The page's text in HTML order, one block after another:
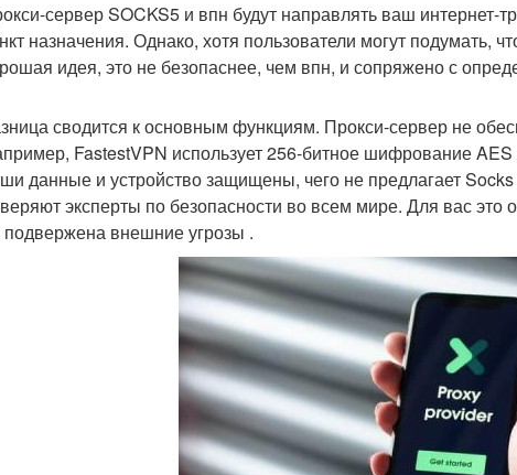
сервер SOCKS5 и впн будут направлять ваш интернет-
назначения. Однако, хотя пользователи могут подумать,
идея, это не безопаснее, чем впн, и сопряжено с
сводится к основным функциям. Прокси-сервер не
FastestVPN использует 256-битное шифрование
данные и устройство защищены, чего не предлагает
эксперты по безопасности во всем мире. Для вас это
подвержена внешние угрозы .